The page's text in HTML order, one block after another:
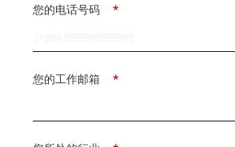
*
您的电话号码
*
您的工作邮箱